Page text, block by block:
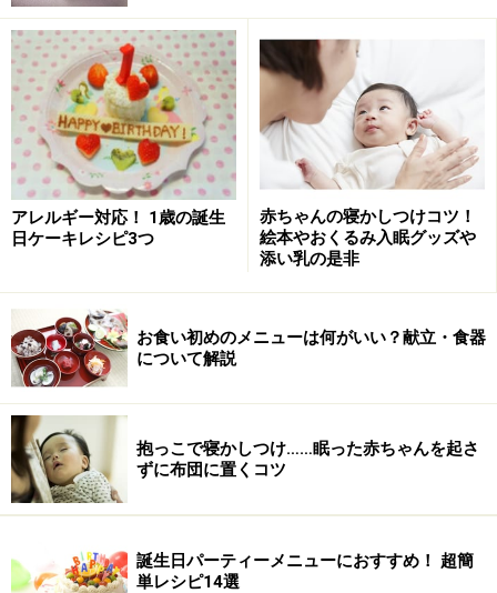
ょう。何か原因がある場合もあります。
首のすわりに伴い、抱っこ安定してきます。首がしっか
りしてきますので、立て抱っこも可能になります。
うつぶせにもチャレンジ！
起きていてご機嫌なときには、うつぶせにもチャレンジ
してみましょう。両手で、自力で支えようとします。時
間的には、まだ長時間は出来ませんが、ママも一緒にう
つぶせになって、お話してみるのも楽しいですね！うつ
ぶせは、体の筋肉を使うため、赤ちゃんも、体を強くす
ることができるのです。
お話上手になります
アレルギー対応！ 1歳の誕生
日ケーキレシピ3つ
赤ちゃんの寝かしつけコツ！
絵本やおくるみ入眠グッズや
添い乳の是非
お食い初めのメニューは何がいい？献立・食器
について解説
抱っこで寝かしつけ……眠った赤ちゃんを起さ
ずに布団に置くコツ
誕生日パーティーメニューにおすすめ！ 超簡
単レシピ14選